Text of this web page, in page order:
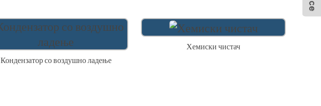
Кондензатор со воздушно ладење
Хемиски чистач